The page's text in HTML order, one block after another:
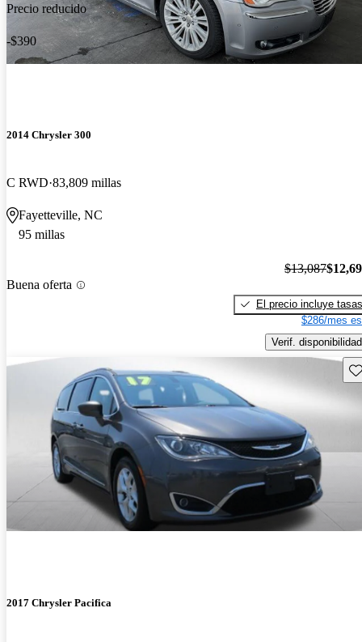
Precio reducido
-$390
2014 Chrysler 300
C RWD 83,809 millas
Fayetteville, NC
95 millas
Buena oferta
$13,087
El precio incluye tasas
$286/mes
Verif. disponibilidad
2017 Chrysler Pacifica